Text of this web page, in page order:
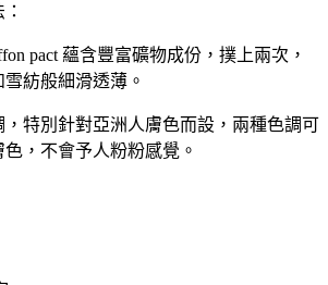
pact 蘊含豐富礦物成份，撲上兩次，
紡般細滑透薄。
特別針對亞洲人膚色而設，兩種色調可
，不會予人粉粉感覺。